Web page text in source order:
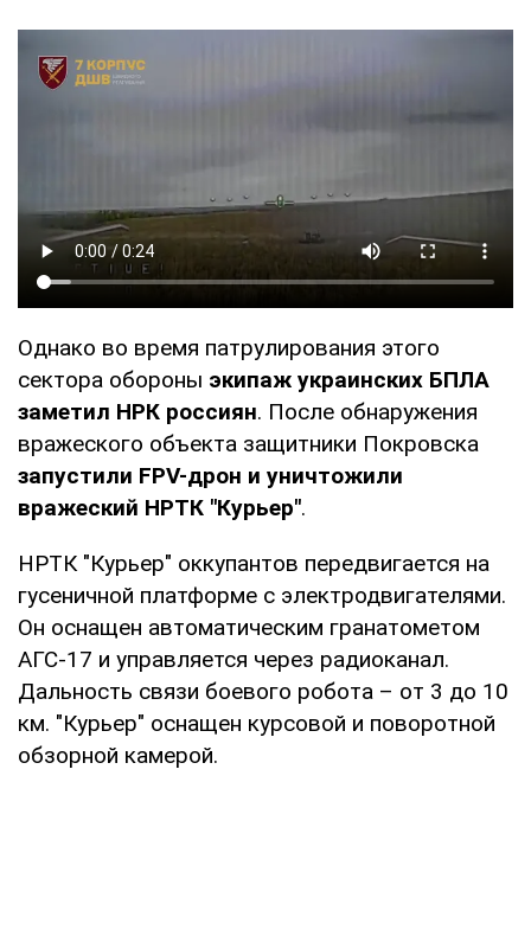
Однако во время патрулирования этого
сектора обороны экипаж украинских БПЛА
заметил НРК россиян. После обнаружения
вражеского объекта защитники Покровска
запустили FPV-дрон и уничтожили
вражеский НРТК "Курьер".
НРТК "Курьер" оккупантов передвигается на
гусеничной платформе с электродвигателями.
Он оснащен автоматическим гранатометом
АГС-17 и управляется через радиоканал.
Дальность связи боевого робота – от 3 до 10
км. "Курьер" оснащен курсовой и поворотной
обзорной камерой.